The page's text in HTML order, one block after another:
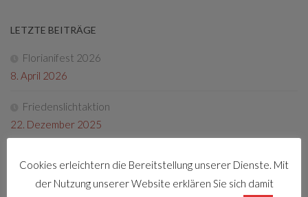
LETZTE BEITRÄGE
Florianifest 2026
8. April 2026
Friedenslichtaktion
22. Dezember 2025
4. Oktober 2025
Cookies erleichtern die Bereitstellung unserer Dienste. Mit
der Nutzung unserer Website erklären Sie sich damit